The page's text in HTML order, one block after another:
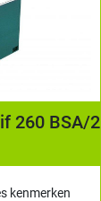
260 BSA/2
kenmerken